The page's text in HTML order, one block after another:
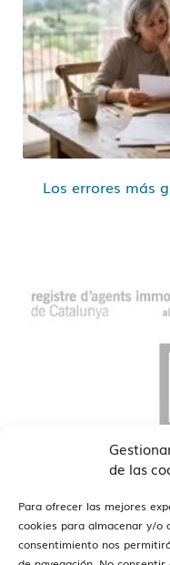
de las
Para ofrecer las mejores
cookies para almacenar y/o
consentimiento nos
Los errores más